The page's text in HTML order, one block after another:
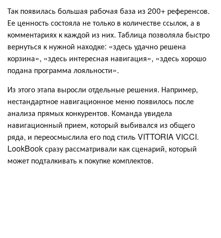
Так появилась большая рабочая база из 200+ референсов.
Ее ценность состояла не только в количестве ссылок, а в
комментариях к каждой из них. Таблица позволяла быстро
вернуться к нужной находке: «здесь удачно решена
корзина», «здесь интересная навигация», «здесь хорошо
подана программа лояльности».
Из этого этапа выросли отдельные решения. Например,
нестандартное навигационное меню появилось после
анализа прямых конкурентов. Команда увидела
навигационный прием, который выбивался из общего
ряда, и переосмыслила его под стиль VITTORIA VICCI.
LookBook сразу рассматривали как сценарий, который
может подталкивать к покупке комплектов.